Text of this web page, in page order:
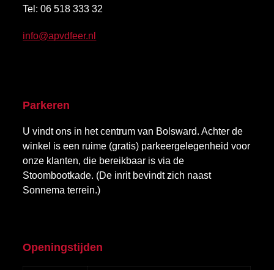
Tel:06 518 333 32
info@apvdfeer.nl
Parkeren
U vindt ons in het centrum van Bolsward. Achter de
winkel is een ruime (gratis) parkeergelegenheid voor
onze klanten, die bereikbaar is via de
Stoombootkade. (De inrit bevindt zich naast
Sonnema terrein.)
Openingstijden